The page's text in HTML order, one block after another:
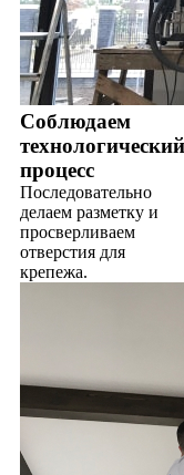
Соблюдаем
технологический
процесс
Последовательно
делаем разметку и
просверливаем
отверстия для
крепежа.